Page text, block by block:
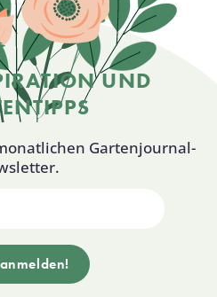
UND
Gartenjournal-